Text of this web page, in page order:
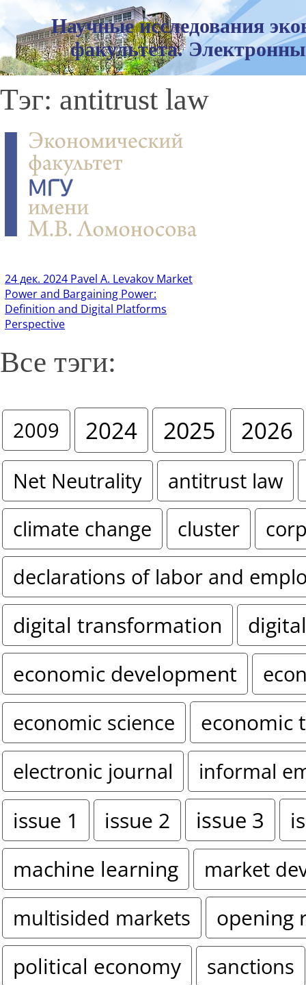
Научные исследования
факультета.
Тэг: antitrust law
24 дек. 2024 Pavel A. Levakov Market
Power and Bargaining Power:
Definition and Digital Platforms
Perspective
Все тэги:
2009 2024 2025 2026
Net Neutrality
antitrust law
climate change
cluster
declarations of labor and
digital transformation
economic development
economic science
economic
electronic journal informal
issue 1 issue 2 issue 3
machine learning
market
multisided markets
opening
political economy
sanctions